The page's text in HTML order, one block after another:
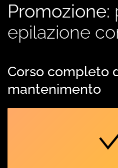
Promozione:
epilazione
Corso completo
mantenimento